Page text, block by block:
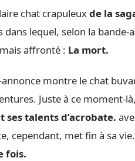
chat crapuleuxde la
dans lequel, selon la
affronté : La mort.
annonce montre le chat
Juste à ce moment-là,
ses talents d’acrobate.
cependant, met fin à sa vie.
fois.